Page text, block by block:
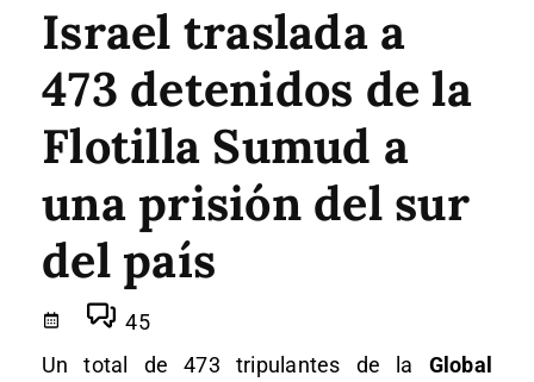
Israel traslada a
473 detenidos de la
Flotilla Sumud a
una prisión del sur
del país
45
Un total de 473 tripulantes de la Global